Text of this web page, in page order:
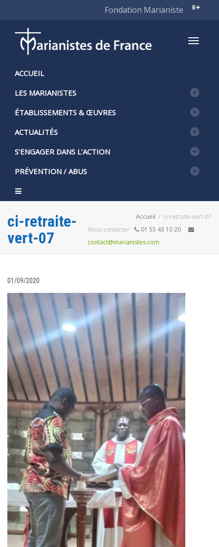
Fondation Marianiste
ACCUEIL
LES MARIANISTES
ÉTABLISSEMENTS & ŒUVRES
ACTUALITÉS
S’ENGAGER DANS L’ACTION
PRÉVENTION / ABUS
ci-retraite-
vert-07
Accueil
ci-retraite-vert-07
Nous contacter
01 55 43 10 20
contact@marianistes.com
01/09/2020